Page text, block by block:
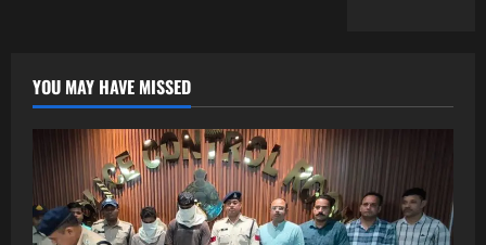
YOU MAY HAVE MISSED